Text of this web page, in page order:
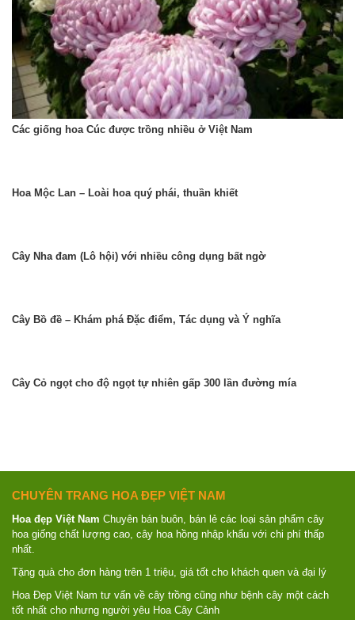
Các giống hoa Cúc được trồng nhiều ở Việt Nam
Hoa Mộc Lan – Loài hoa quý phái, thuần khiết
Cây Nha đam (Lô hội) với nhiều công dụng bất ngờ
Cây Bồ đề – Khám phá Đặc điểm, Tác dụng và Ý nghĩa
Cây Cỏ ngọt cho độ ngọt tự nhiên gấp 300 lần đường mía
CHUYÊN TRANG HOA ĐẸP VIỆT NAM
Hoa đẹp Việt Nam Chuyên bán buôn, bán lẻ các loại sản phẩm cây
hoa giống chất lượng cao, cây hoa hồng nhập khẩu với chi phí thấp
nhất.
Tặng quà cho đơn hàng trên 1 triệu, giá tốt cho khách quen và đại lý
Hoa Đẹp Việt Nam tư vấn về cây trồng cũng như bệnh cây một cách
tốt nhất cho nhưng người yêu Hoa Cây Cảnh